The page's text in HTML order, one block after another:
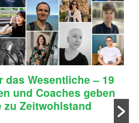
das Wesentliche – 19
und Coaches geben
zu Zeitwohlstand